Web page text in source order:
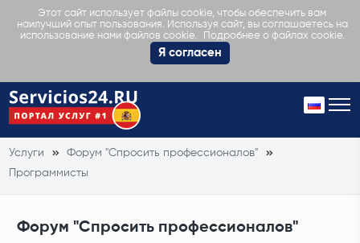
Этот сайт использует файлы cookie, чтобы обеспечить вам
наилучший опыт пользования. Используя сайт, вы соглашаетесь на
использование нами файлов cookie.
Подробнее о файлах cookie.
Я согласен
Услуги
Форум "Спросить профессионалов"
Программисты
Форум "Спросить профессионалов"